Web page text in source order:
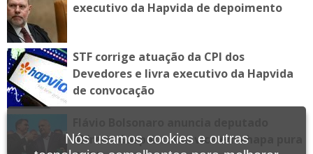
executivo da Hapvida de depoimento
STF corrige atuação da CPI dos
Devedores e livra executivo da Hapvida
de convocação
Alfredo Gaspar como vice em chapa pura
Nós usamos cookies e outras